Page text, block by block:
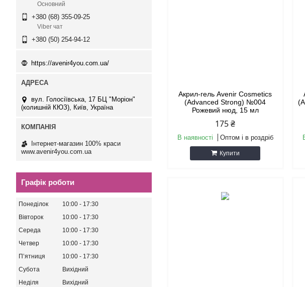
Акрил-гель Avenir Cosmetics
(Advanced Strong) №004
Рожевий нюд, 15 мл
175 ₴
В наявності Оптом і в роздріб
Купити
Основний
+380 (68) 355-09-25
Viber чат
+380 (50) 254-94-12
https://avenir4you.com.ua/
вул. Голосіївська, 17 БЦ "Моріон"
(колишній КЮЗ), Київ, Україна
Інтернет-магазин 100% краси
www.avenir4you.com.ua
Графік роботи
Понеділок 10:00
17:30
Вівторок
10:00
17:30
Середа
10:00
17:30
Четвер
10:00
17:30
Пʼятниця
10:00
17:30
Субота
Вихідний
Неділя
Вихідний